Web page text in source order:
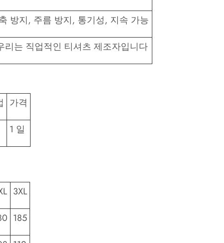
방지, 주름 방지, 통기성, 지속 가능
리는 직업적인 티셔츠 제조자입니다
가격
1 일
3XL
185